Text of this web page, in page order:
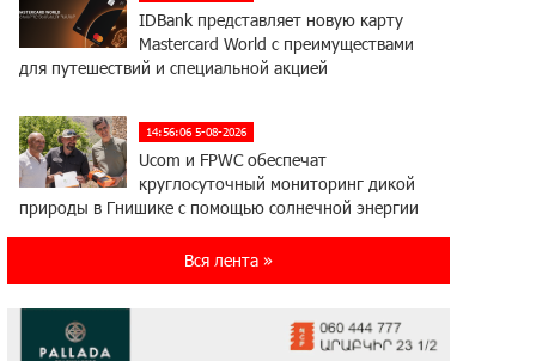
IDBank представляет новую карту
Mastercard World с преимуществами
для путешествий и специальной акцией
14:56:06 5-08-2026
Ucom и FPWC обеспечат
круглосуточный мониторинг дикой
природы в Гнишике с помощью солнечной энергии
14:56:01 5-08-2026
круглосуточный мониторинг дикой
природы в Гнишике с помощью солнечной энергии
Вся лента »